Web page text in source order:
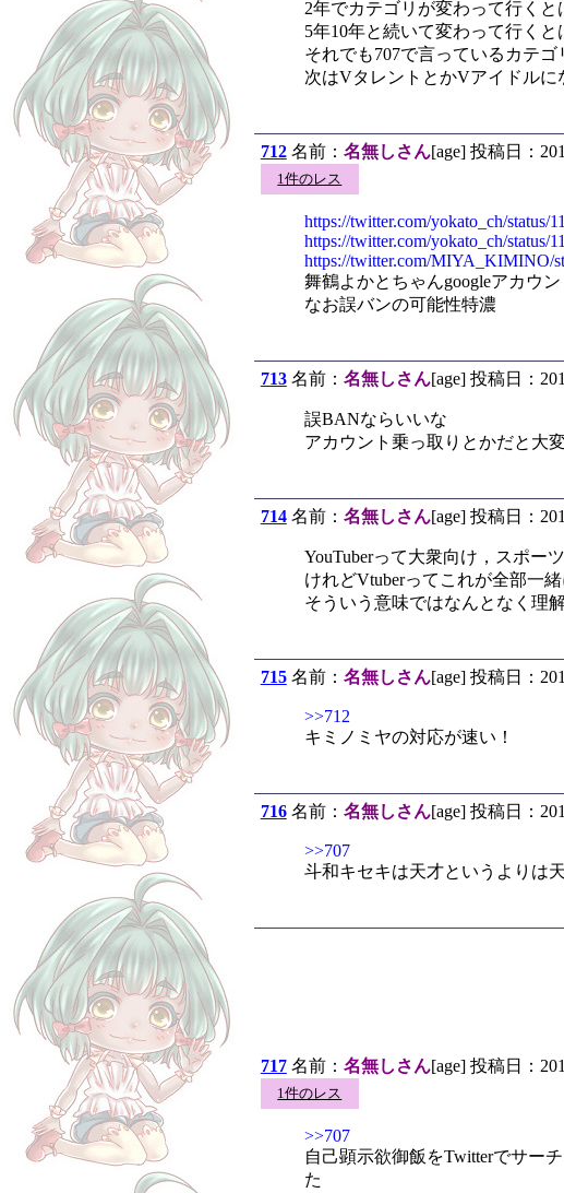
2年でカテゴリが変わって行くと
5年10年と続いて変わって行くと
それでも707で言っているカテゴ
次はVタレントとかVアイドルに
712名前： 名無しさん[age] 投稿日：
1件のレス
https://twitter.com/yokato_ch/status/
https://twitter.com/yokato_ch/status/
https://twitter.com/MIYA_KIMINO/
舞鶴よかとちゃんgoogleアカウ
なお誤バンの可能性特濃
713名前： 名無しさん[age] 投稿日：
誤BANならいいな
アカウント乗っ取りとかだと大
714名前： 名無しさん[age] 投稿日：
YouTuberって大衆向け，スポ
けれどVtuberってこれが全部一
そういう意味ではなんとなく理
715名前： 名無しさん[age] 投稿日：
>>712
キミノミヤの対応が速い！
716名前： 名無しさん[age] 投稿日：
>>707
斗和キセキは天才というよりは
717名前： 名無しさん[age] 投稿日：
1件のレス
>>707
自己顕示欲御飯をTwitterでサー
た